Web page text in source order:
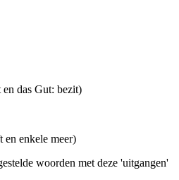
das Gut: bezit)
enkele meer)
woorden met deze 'uitgangen'